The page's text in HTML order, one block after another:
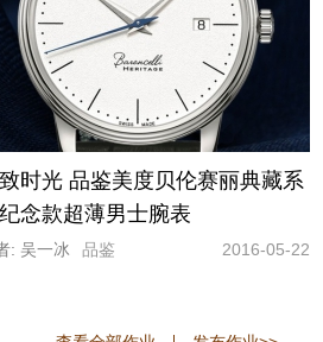
时光 品鉴美度贝伦赛丽典藏系
念款超薄男士腕表
: 吴一冰 品鉴 2016-05-22